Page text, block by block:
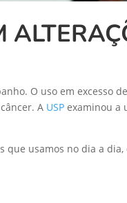
O uso em excesso
A USP examinou a
usamos no dia a